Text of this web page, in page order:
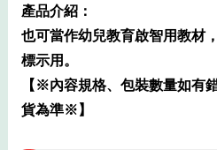
產品介紹：
也可當作幼兒教育啟智用教材
標示用。
【※內容規格、包裝數量如有
貨為準※】